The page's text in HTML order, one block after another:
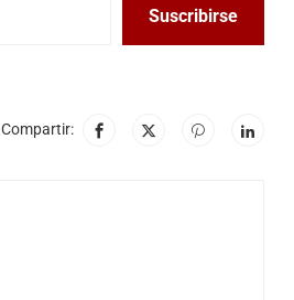
Suscribirse
Compartir: